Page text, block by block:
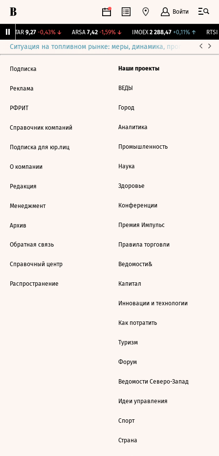
Войти
UTAR 9,27 -0,43%↓ ARSA 7,42 -1,59%↓ IMOEX 2 288,47 +0,11%↑ RTSI
Ситуация на топливном рынке: меры, динамика, прогнозы
Подписка
Реклама
РФРИТ
Справочник компаний
Подписка для юр.лиц
О компании
Редакция
Менеджмент
Архив
Обратная связь
Справочный центр
Распространение
Наши проекты
ВЕДЫ
Город
Аналитика
Промышленность
Наука
Здоровье
Конференции
Премия Импульс
Правила торговли
Ведомости&
Капитал
Инновации и технологии
Как потратить
Туризм
Форум
Ведомости Северо-Запад
Идеи управления
Спорт
Страна